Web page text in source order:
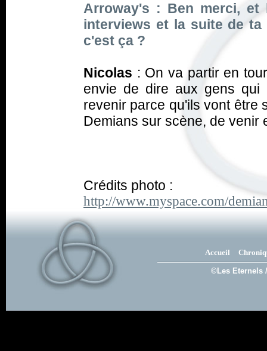
Arroway's : Ben merci,
interviews et la suite de ta
c'est ça ?
Nicolas : On va partir en
envie de dire aux gens
revenir parce qu'ils vont être
Demians sur scène, de venir
Crédits photo :
http://www.myspace.com/
Accueil
©Les Eternels